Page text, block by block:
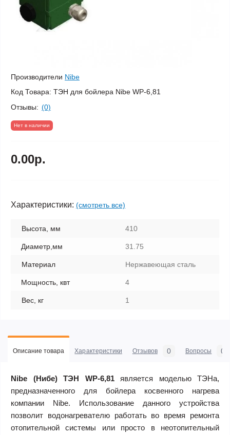
Производители Nibe
Код Товара: ТЭН для бойлера Nibe WP-6,81
Отзывы: (0)
Нет в наличии
0.00р.
Характеристики: (смотреть все)
Высота, мм 410
Диаметр,мм 31.75
Материал Нержавеющая сталь
Мощность, квт 4
Вес, кг 1
Описание товара Характеристики Отзывов 0 Вопросы 0
Nibe (Нибе) ТЭН WP-6,81является моделью ТЭНа,
предназначенного для бойлера косвенного нагрева
компании Nibe. Использование данного устройства
позволит водонагревателю работать во время ремонта
отопительной системы или просто в неотопительный